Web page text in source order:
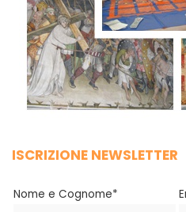
ISCRIZIONE NEWSLETTER
Nome e Cognome*